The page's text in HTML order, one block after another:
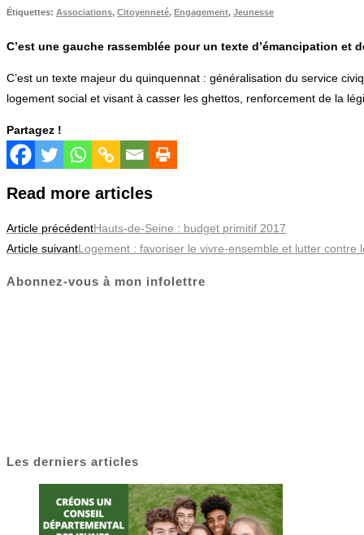
Étiquettes: Associations, Citoyenneté, Engagement, Jeunesse
C’est une gauche rassemblée pour un texte d’émancipation
C’est un texte majeur du quinquennat : généralisation du service
logement social et visant à casser les ghettos, renforcement de la
Partagez !
Read more articles
Article précédentHauts-de-Seine : budget primitif 2017
Article suivantLogement : favoriser le vivre-ensemble et lutter
Abonnez-vous à mon infolettre
Les derniers articles